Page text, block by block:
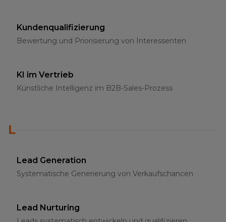
Kundenqualifizierung
Bewertung und Priorisierung von Interessenten
KI im Vertrieb
Künstliche Intelligenz im B2B-Sales-Prozess
L
Lead Generation
Systematische Generierung von Verkaufschancen
Lead Nurturing